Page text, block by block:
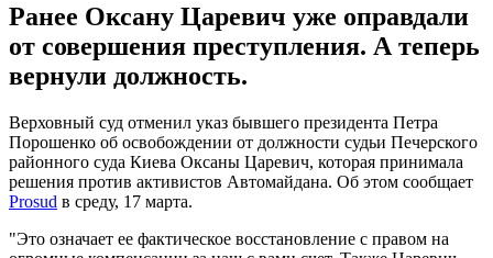
Ранее Оксану Царевич уже оправдали
от совершения преступления. А теперь
вернули должность.
Верховный суд отменил указ бывшего президента Петра
Порошенко об освобождении от должности судьи Печерского
районного суда Киева Оксаны Царевич, которая принимала
решения против активистов Автомайдана. Об этом сообщает
Prosud в среду, 17 марта.
"Это означает ее фактическое восстановление с правом на